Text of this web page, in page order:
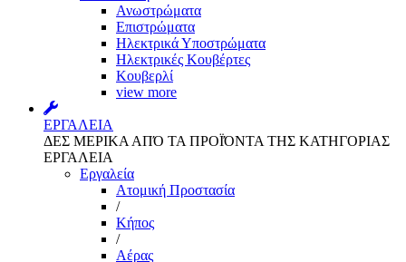
Ανωστρώματα
Επιστρώματα
Ηλεκτρικά Υποστρώματα
Ηλεκτρικές Κουβέρτες
Κουβερλί
view more
ΕΡΓΑΛΕΙΑ
ΔΕΣ ΜΕΡΙΚΑ ΑΠΌ ΤΑ ΠΡΟΪΌΝΤΑ ΤΗΣ ΚΑΤΗΓΟΡΙΑΣ
ΕΡΓΑΛΕΙΑ
Εργαλεία
Aτομική Προστασία
/
Kήπος
/
Αέρας